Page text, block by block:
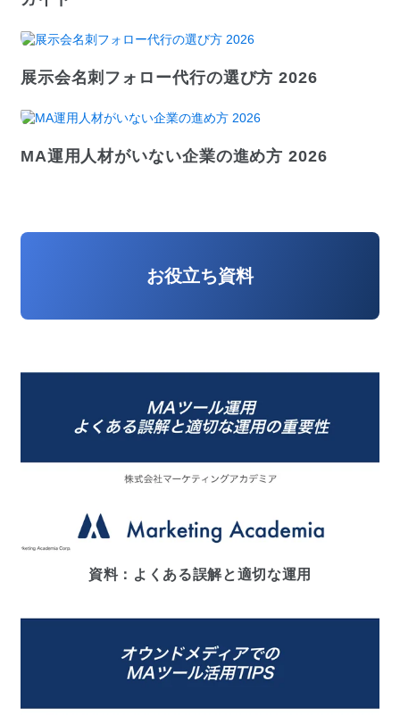
展示会名刺フォロー代行の選び方 2026
MA運用人材がいない企業の進め方 2026
お役立ち資料
資料：よくある誤解と適切な運用